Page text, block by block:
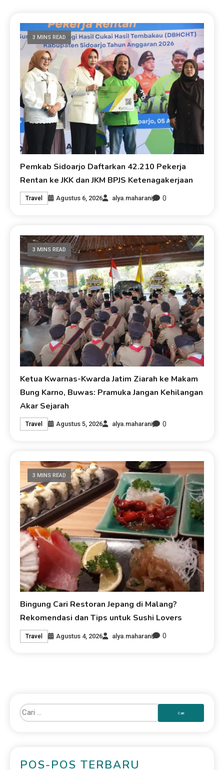
3 MINS READ
Pemkab Sidoarjo Daftarkan 42.210 Pekerja
Rentan ke JKK dan JKM BPJS Ketenagakerjaan
Travel Agustus 6, 2026 alya.maharani 0
3 MINS READ
Ketua Kwarnas-Kwarda Jatim Ziarah ke Makam
Bung Karno, Buwas: Pramuka Jangan Kehilangan
Akar Sejarah
Travel Agustus 5, 2026 alya.maharani 0
3 MINS READ
Bingung Cari Restoran Jepang di Malang?
Rekomendasi dan Tips untuk Sushi Lovers
Travel Agustus 4, 2026 alya.maharani 0
POS-POS TERBARU